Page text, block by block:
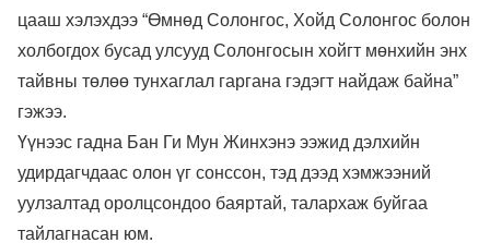
цааш хэлэхдээ “Өмнөд Солонгос, Хойд Солонгос болон
холбогдох бусад улсууд Солонгосын хойгт мөнхийн энх
тайвны төлөө тунхаглал гаргана гэдэгт найдаж байна”
гэжээ.
Үүнээс гадна Бан Ги Мун Жинхэнэ ээжид дэлхийн
удирдагчдаас олон үг сонссон, тэд дээд хэмжээний
уулзалтад оролцсондоо баяртай, талархаж буйгаа
тайлагнасан юм.